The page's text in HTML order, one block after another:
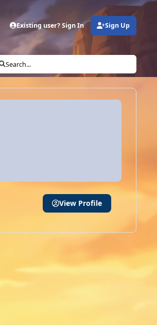
Existing user? Sign In Sign Up
Search...
View Profile